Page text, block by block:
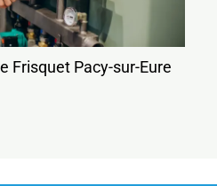
Frisquet Pacy-sur-Eure